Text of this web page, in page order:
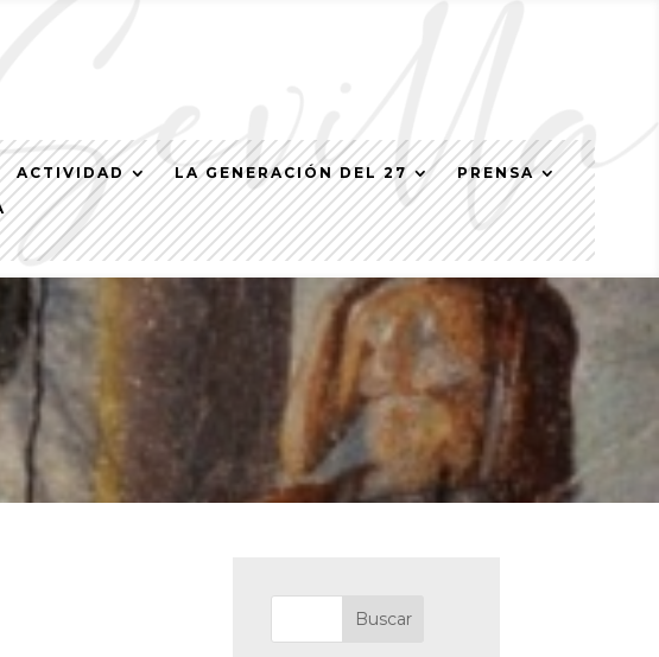
ACTIVIDAD LA GENERACIÓN DEL 27
PRENSA
Buscar